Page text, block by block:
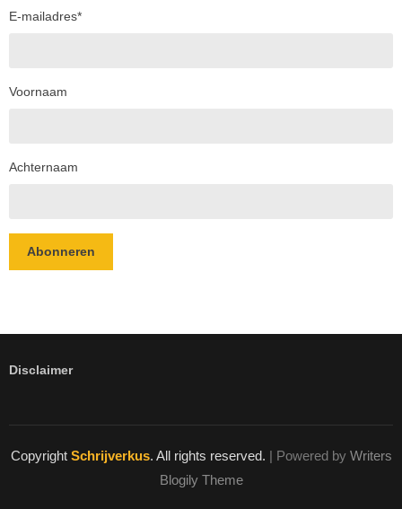
E-mailadres*
Voornaam
Achternaam
Abonneren
Disclaimer
Copyright Schrijverkus. All rights reserved. | Powered by Writers
Blogily Theme